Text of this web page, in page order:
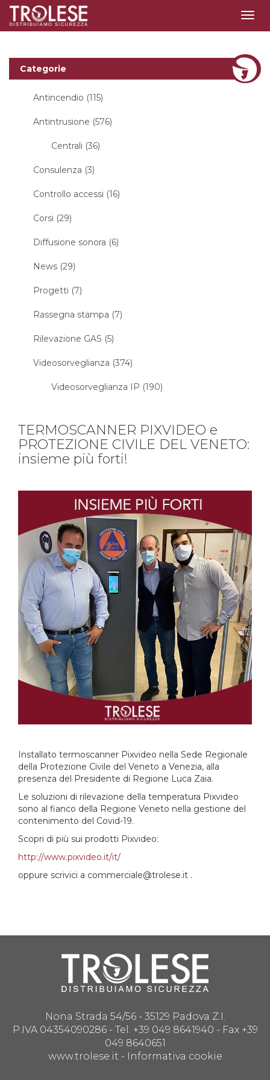
Categorie
Antincendio (115)
Antintrusione (576)
Centrali (36)
Consulenza (3)
Controllo accessi (16)
Corsi (29)
Diffusione sonora (6)
News (29)
Progetti (7)
Rassegna stampa (7)
Rilevazione GAS (5)
Videosorveglianza (374)
Videosorveglianza IP (190)
TERMOSCANNER PIXVIDEO e
PROTEZIONE CIVILE DEL VENETO:
insieme più forti!
Installato termoscanner Pixvideo nella Sede Regionale
della Protezione Civile del Veneto a Venezia, alla
presenza del Presidente di Regione Luca Zaia.
Le soluzioni di rilevazione della temperatura Pixvideo
sono al fianco della Regione Veneto nella gestione del
contenimento del Covid-19.
Scopri di più sui prodotti Pixvideo:
http://www.pixvideo.it/it/
oppure scrivici a commerciale@trolese.it .
Nona Strada 54/56 - 35129 Padova Z.I.
P.IVA 04354090286 - Tel. +39 049 8641940 - Fax +39
049 8640651
www.trolese.it - Informativa cookie